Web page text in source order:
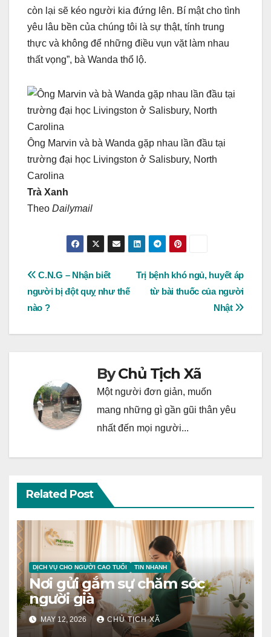
còn lại sẽ kéo người kia đứng lên. Bí mật cho tình
yêu lâu bền của chúng tôi là sự thật, tính trung
thực và không để những điều vụn vặt làm nhau
thất vọng”, bà Wanda thổ lộ.
Ông Marvin và bà Wanda gặp nhau lần đầu tại
trường đại học Livingston ở Salisbury, North
Carolina
Trà Xanh
Theo Dailymail
Post
navigation
Trị bệnh khó ngủ, huyết áp
từ bài thuốc của người
Nhật
C.N.G – Nhận biết
người bị đột quỵ như thế
nào ?
ByChủ Tịch Xã
Một người đơn giản, muốn
mang những gì gần gũi thân yêu
nhất đến mọi người...
Related Post
DỊCH VỤ CHO NGƯỜI CAO TUỔI TIN NHANH
Nơi gửi gắm sự chăm sóc
người già
MAY 12, 2026 CHỦ TỊCH XÃ